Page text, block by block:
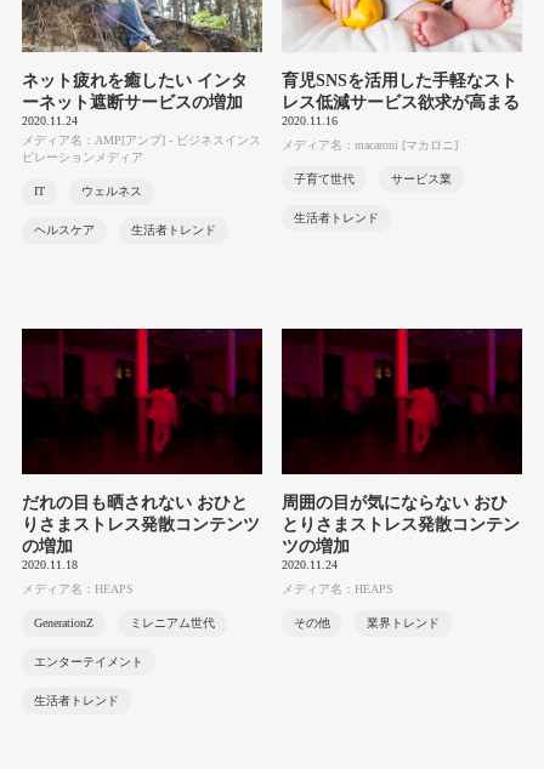
ネット疲れを癒したい インタ
ーネット遮断サービスの増加
2020.11.24
メディア名：AMP[アンプ] - ビジネスインス
ピレーションメディア
IT ウェルネス
ヘルスケア 生活者トレンド
育児SNSを活用した手軽なスト
レス低減サービス欲求が高まる
2020.11.16
メディア名：macaroni [マカロニ]
子育て世代 サービス業
生活者トレンド
だれの目も晒されない おひと
りさまストレス発散コンテンツ
の増加
2020.11.18
メディア名：HEAPS
GenerationZ ミレニアム世代
エンターテイメント
生活者トレンド
周囲の目が気にならない おひ
とりさまストレス発散コンテン
ツの増加
2020.11.24
メディア名：HEAPS
その他 業界トレンド